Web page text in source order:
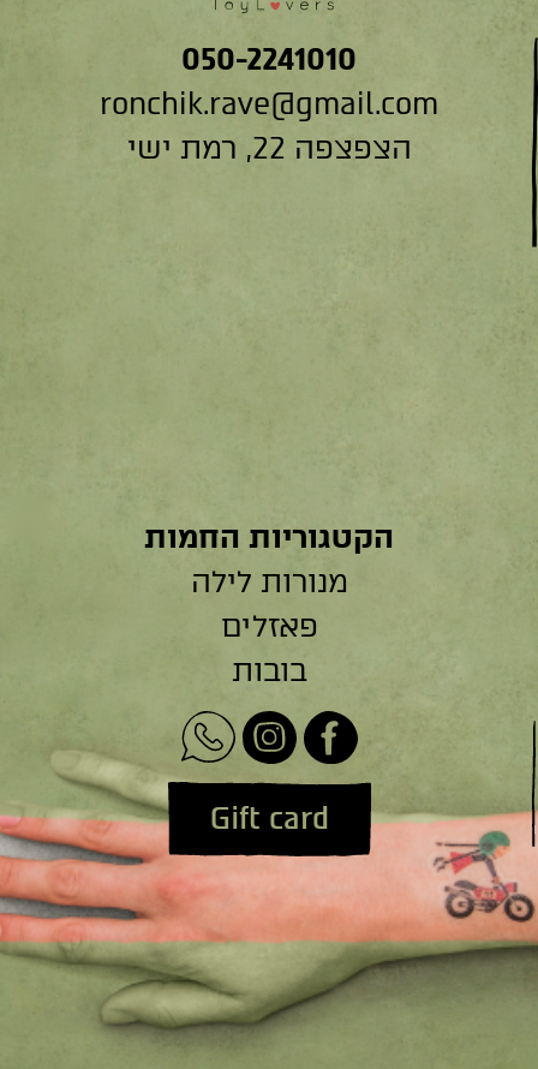
050-2241010
ronchik.rave@gmail.com
הצפצפה 22, רמת ישי
הקטגוריות החמות
מנורות לילה
פאזלים
בובות
Gift card